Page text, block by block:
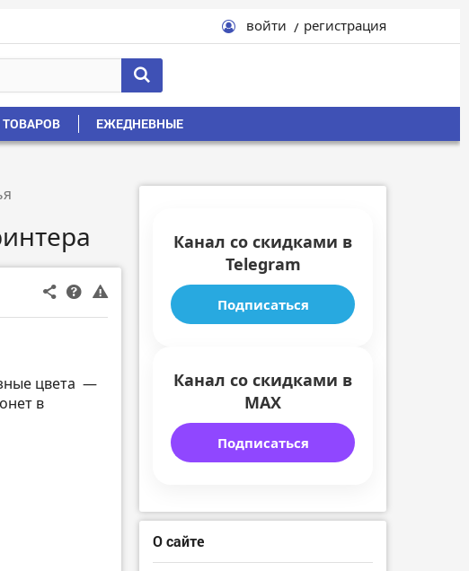
войти регистрация
ЕЖЕДНЕВНЫЕ
цвета —
в
Канал со скидками в
Telegram
Подписаться
Канал со скидками в
MAX
Подписаться
О сайте